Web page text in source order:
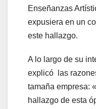
Enseñanzas
expusiera en un
este hallazgo.
A lo largo de su
explicó las
tamaña empresa:
hallazgo de esta